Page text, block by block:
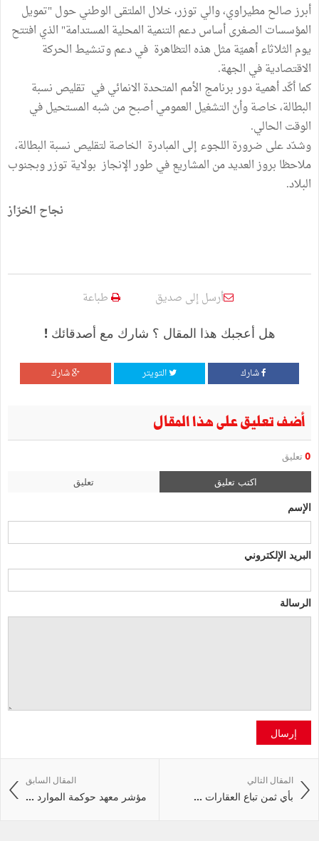
أبرز صالح مطيراوي، والي توزر، خلال الملتقى الوطني حول "تمويل
المؤسسات الصغرى أساس دعم التنمية المحلية المستدامة" الذي افتتح
يوم الثلاثاء أهميّة مثل هذه التظاهرة في دعم وتنشيط الحركة
الاقتصادية في الجهة.
كما أكّد أهمية دور برنامج الأمم المتحدة الانمائي في تقليص نسبة
البطالة، خاصة وأنّ التشغيل العمومي أصبح من شبه المستحيل في
الوقت الحالي.
وشدّد على ضرورة اللجوء إلى المبادرة الخاصة لتقليص نسبة البطالة،
ملاحظا بروز العديد من المشاريع في طور الإنجاز بولاية توزر وبجنوب
البلاد.
نجاح الخرّاز
أرسل إلى صديق طباعة
هل أعجبك هذا المقال ؟ شارك مع أصدقائك !
شارك التويتر شارك
أضف تعليق على هذا المقال
0 تعليق
اكتب تعليق تعليق
الإسم
البريد الإلكتروني
الرسالة
إرسال
المقال السابق
مؤشر معهد حوكمة الموارد ...
المقال التالي
بأي ثمن تباع العقارات ...